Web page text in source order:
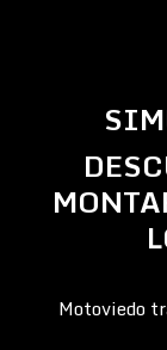
Motoviedo